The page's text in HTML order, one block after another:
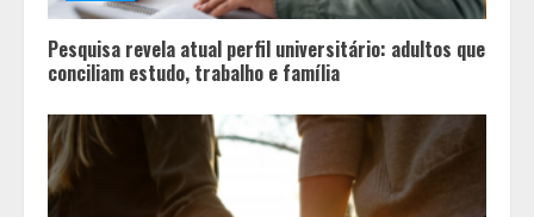
Pesquisa revela atual perfil universitário: adultos que
conciliam estudo, trabalho e família